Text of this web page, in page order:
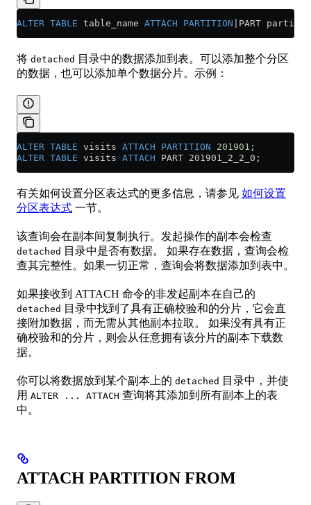
ALTER TABLE table_name ATTACH PARTITION |PART
将 detached 目录中的数据添加到表。可以添加整个分区
的数据，也可以添加单个数据分片。示例：
ALTER TABLE visits ATTACH PARTITION 201901 ;
ALTER TABLE visits ATTACH PART 201901_2_2_0;
有关如何设置分区表达式的更多信息，请参见 如何设置
分区表达式 一节。
该查询会在副本间复制执行。发起操作的副本会检查
detached 目录中是否有数据。 如果存在数据，查询会检
查其完整性。如果一切正常，查询会将数据添加到表中。
如果接收到 ATTACH 命令的非发起副本在自己的
detached 目录中找到了具有正确校验和的分片，它会直
接附加数据，而无需从其他副本拉取。 如果没有具有正
确校验和的分片，则会从任意拥有该分片的副本下载数
据。
你可以将数据放到某个副本上的 detached 目录中，并使
用 ALTER ... ATTACH 查询将其添加到所有副本上的表
中。
ATTACH PARTITION FROM